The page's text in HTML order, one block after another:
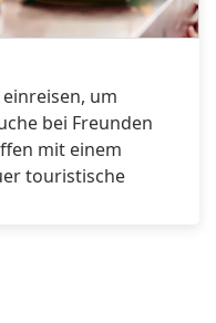
and the
um
bei Freunden
mit einem
touristische